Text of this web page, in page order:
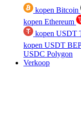
kopen Bitcoin
kopen Ethereum
kopen USDT
kopen USDT
USDC Polygon
Verkoop